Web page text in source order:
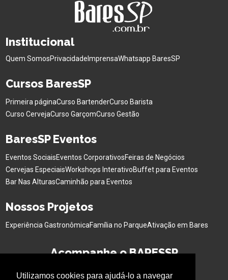
Utilizamos cookies para ajudá-lo a navegar
Institucional
Quem SomosPrivacidade ImprensaWhatsapp BaresSP
Cursos BaresSP
Primeira páginaCurso BartenderCurso Barista
Curso CervejaCurso GarçomCurso Gestão
BaresSP Eventos
Eventos SociaisEventos CorporativosFeiras de Negócios
Cervejas EspeciaisWorkshops InterativoBuffet para Eventos
Bar Nas AlturasCaminhão para Eventos
Nossos Projetos
Experiência GastronômicaFamília no ParqueAtivação em Bares
Acompanhe o BARESSP